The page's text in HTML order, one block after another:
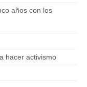
años con los
hacer activismo